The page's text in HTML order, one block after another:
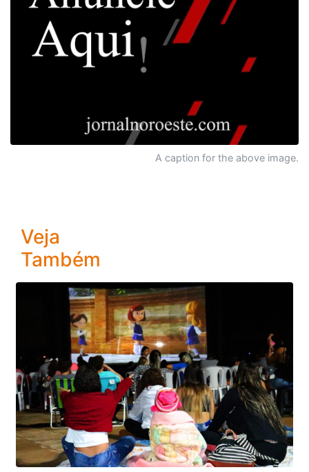
A caption for the above image.
Veja
Também